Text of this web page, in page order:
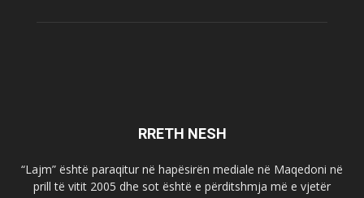
RRETH NESH
“Lajm” është paraqitur në hapësirën mediale në Maqedoni në
prill të vitit 2005 dhe sot është e përditshmja më e vjetër